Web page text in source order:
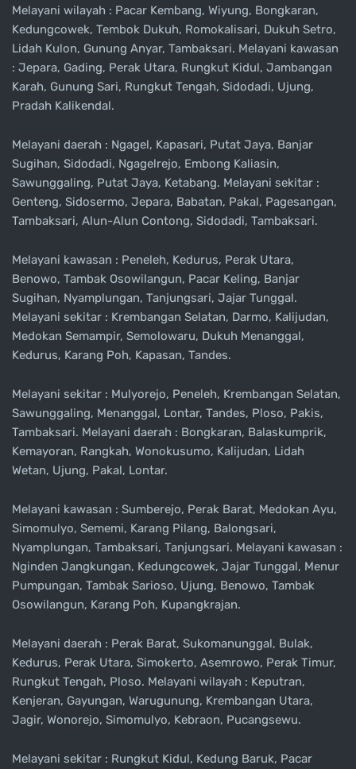
Melayani wilayah : Pacar Kembang, Wiyung, Bongkaran,
Kedungcowek, Tembok Dukuh, Romokalisari, Dukuh Setro,
Lidah Kulon, Gunung Anyar, Tambaksari. Melayani kawasan
: Jepara, Gading, Perak Utara, Rungkut Kidul, Jambangan
Karah, Gunung Sari, Rungkut Tengah, Sidodadi, Ujung,
Pradah Kalikendal.
Melayani daerah : Ngagel, Kapasari, Putat Jaya, Banjar
Sugihan, Sidodadi, Ngagelrejo, Embong Kaliasin,
Sawunggaling, Putat Jaya, Ketabang. Melayani sekitar :
Genteng, Sidosermo, Jepara, Babatan, Pakal, Pagesangan,
Tambaksari, Alun-Alun Contong, Sidodadi, Tambaksari.
Melayani kawasan : Peneleh, Kedurus, Perak Utara,
Benowo, Tambak Osowilangun, Pacar Keling, Banjar
Sugihan, Nyamplungan, Tanjungsari, Jajar Tunggal.
Melayani sekitar : Krembangan Selatan, Darmo, Kalijudan,
Medokan Semampir, Semolowaru, Dukuh Menanggal,
Kedurus, Karang Poh, Kapasan, Tandes.
Melayani sekitar : Mulyorejo, Peneleh, Krembangan Selatan,
Sawunggaling, Menanggal, Lontar, Tandes, Ploso, Pakis,
Tambaksari. Melayani daerah : Bongkaran, Balaskumprik,
Kemayoran, Rangkah, Wonokusumo, Kalijudan, Lidah
Wetan, Ujung, Pakal, Lontar.
Melayani kawasan : Sumberejo, Perak Barat, Medokan Ayu,
Simomulyo, Sememi, Karang Pilang, Balongsari,
Nyamplungan, Tambaksari, Tanjungsari. Melayani kawasan :
Nginden Jangkungan, Kedungcowek, Jajar Tunggal, Menur
Pumpungan, Tambak Sarioso, Ujung, Benowo, Tambak
Osowilangun, Karang Poh, Kupangkrajan.
Melayani daerah : Perak Barat, Sukomanunggal, Bulak,
Kedurus, Perak Utara, Simokerto, Asemrowo, Perak Timur,
Rungkut Tengah, Ploso. Melayani wilayah : Keputran,
Kenjeran, Gayungan, Warugunung, Krembangan Utara,
Jagir, Wonorejo, Simomulyo, Kebraon, Pucangsewu.
Melayani sekitar : Rungkut Kidul, Kedung Baruk, Pacar